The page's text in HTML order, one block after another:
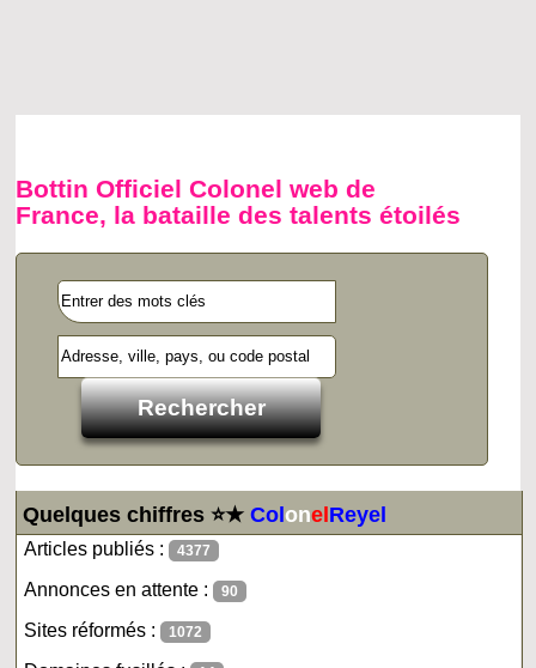
Bottin Officiel Colonel web de
France, la bataille des talents étoilés
Quelques chiffres ⭐★ColonelReyel
Articles publiés : 4377
Annonces en attente : 90
Sites réformés : 1072